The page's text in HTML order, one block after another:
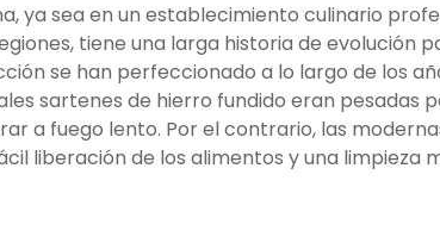
ya sea en un establecimiento culinario
tiene una larga historia de evolución
se han perfeccionado a lo largo de los
sartenes de hierro fundido eran
a fuego lento. Por el contrario, las
liberación de los alimentos y una limpieza